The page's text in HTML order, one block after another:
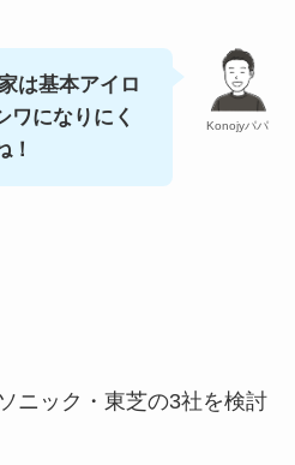
Konojyパパ
は基本アイロ
ワになりにく
！
ニック・東芝の3社を検討